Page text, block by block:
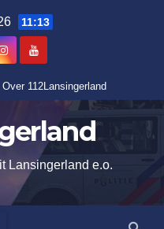
11:13
Over 112Lansingerland
Lansingerland e.o.